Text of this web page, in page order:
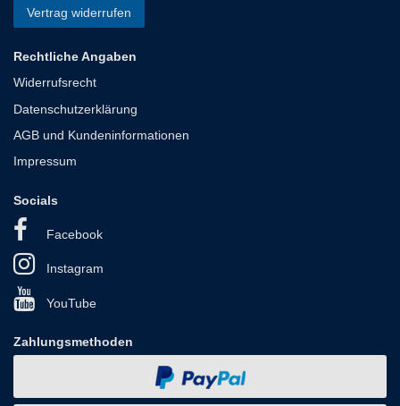
Vertrag widerrufen
Rechtliche Angaben
Widerrufsrecht
Datenschutzerklärung
AGB und Kundeninformationen
Impressum
Socials
Facebook
Instagram
YouTube
Zahlungsmethoden